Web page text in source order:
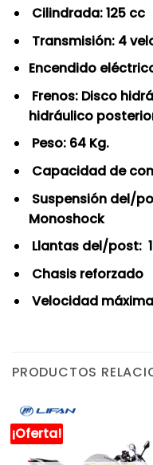
Cilindrada: 125 cc
Transmisión: 4
Encendido
Frenos: Disco
hidráulico
Peso: 64 Kg.
Capacidad de
Suspensión del/
Monoshock
Llantas del/post:
Chasis reforzado
Velocidad
PRODUCTOS
¡Oferta!